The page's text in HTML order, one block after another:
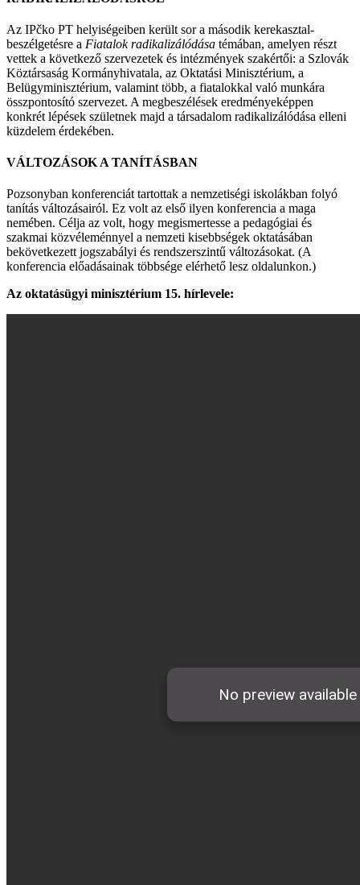
Az IPčko PT helyiségeiben került sor a második kerekasztal-
beszélgetésre a Fiatalok radikalizálódása témában, amelyen részt
vettek a következő szervezetek és intézmények szakértői: a Szlovák
Köztársaság Kormányhivatala, az Oktatási Minisztérium, a
Belügyminisztérium, valamint több, a fiatalokkal való munkára
összpontosító szervezet. A megbeszélések eredményeképpen
konkrét lépések születnek majd a társadalom radikalizálódása elleni
küzdelem érdekében.
VÁLTOZÁSOK A TANÍTÁSBAN
Pozsonyban konferenciát tartottak a nemzetiségi iskolákban folyó
tanítás változásairól. Ez volt az első ilyen konferencia a maga
nemében. Célja az volt, hogy megismertesse a pedagógiai és
szakmai közvéleménnyel a nemzeti kisebbségek oktatásában
bekövetkezett jogszabályi és rendszerszintű változásokat. (A
konferencia előadásainak többsége elérhető lesz oldalunkon.)
Az oktatásügyi minisztérium 15. hírlevele: